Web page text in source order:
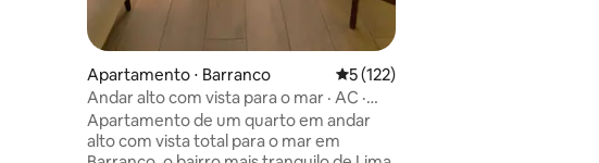
Apartamento ⋅ Barranco 5 de uma avaliação média de 5, 122
5 (122)
Andar alto com vista para o mar · AC ·
500 Mbps · Piscina e academia
Apartamento de um quarto em andar
alto com vista total para o mar em